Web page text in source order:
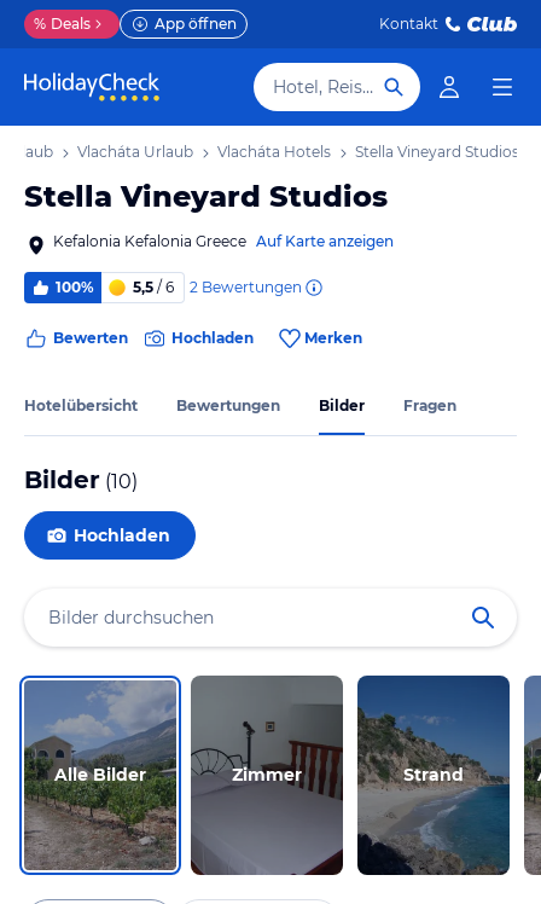
% Deals App öffnen Kontakt
Hotel, Reiseziel
Urlaub Vlacháta Urlaub Vlacháta Hotels Stella Vineyard Studios
Stella Vineyard Studios
Kefalonia Kefalonia Greece Auf Karte anzeigen
100% 5,5 / 6 2 Bewertungen
Bewerten Hochladen Merken
Hotelübersicht Bewertungen Bilder Fragen
Bilder (10)
Hochladen
Alle Bilder Zimmer Strand